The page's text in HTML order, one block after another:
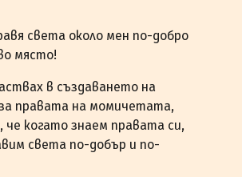
света около мен по-добро
място!
в създаването на
правата на момичетата,
когато знаем правата си,
света по-добър и по-